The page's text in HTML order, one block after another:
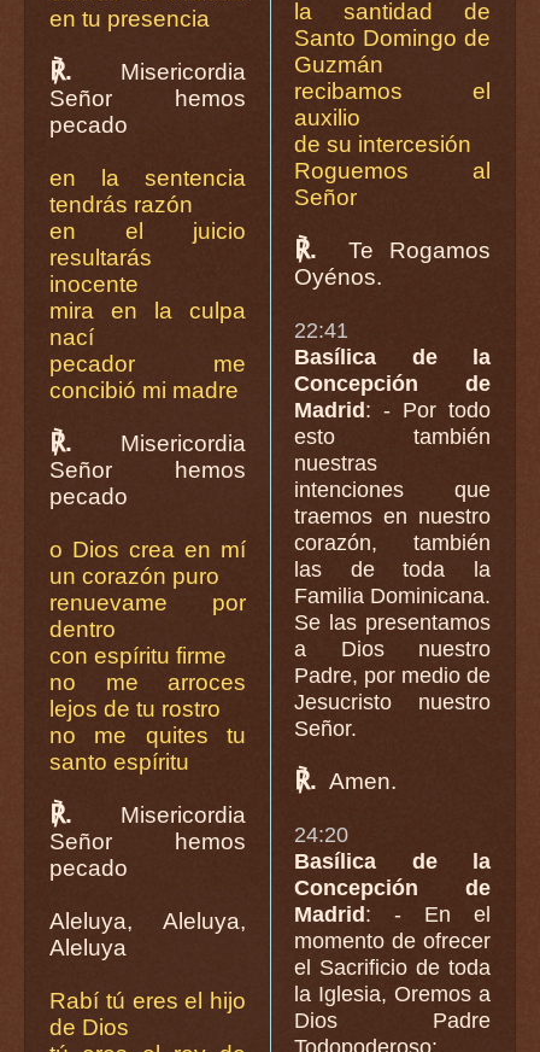
en tu presencia
℟.
Misericordia
Señor hemos
pecado
en la sentencia
tendrás razón
en el juicio
resultarás
inocente
mira en la culpa
nací
pecador me
concibió mi madre
℟.
Misericordia
Señor hemos
pecado
o Dios crea en mí
un corazón puro
renuevame por
dentro
con espíritu firme
no me arroces
lejos de tu rostro
no me quites tu
santo espíritu
℟.
Misericordia
Señor hemos
pecado
Aleluya, Aleluya,
Aleluya
Rabí tú eres el hijo
de Dios
la santidad de
Santo Domingo de
Guzmán
recibamos el
auxilio
de su intercesión
Roguemos al
Señor
℟.
Te Rogamos
Oyénos.
22:41
Basílica de la
Concepción de
Madrid: - Por todo
esto también
nuestras
intenciones que
traemos en nuestro
corazón, también
las de toda la
Familia Dominicana.
Se las presentamos
a Dios nuestro
Padre, por medio de
Jesucristo nuestro
Señor.
℟. Amen.
24:20
Basílica de la
Concepción de
Madrid: - En el
momento de ofrecer
el Sacrificio de toda
la Iglesia, Oremos a
Dios Padre
Todopoderoso: